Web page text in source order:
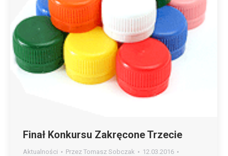
Finał Konkursu Zakręcone Trzecie
Aktualności Przez Tomasz Sobczak
12.03.2016